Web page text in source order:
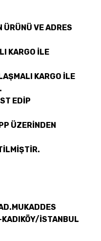
ÜRÜNÜ VE ADRES
KARGO İLE
KARGO İLE
EDİP
ÜZERİNDEN
İSTANBUL